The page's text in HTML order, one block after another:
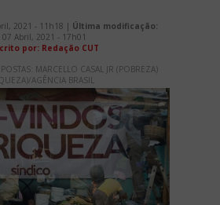
2021 - 11h18 | Última modificação:
07 Abril, 2021 - 17h01
por: Redação CUT
MARCELLO CASAL JR (POBREZA)
AGÊNCIA BRASIL